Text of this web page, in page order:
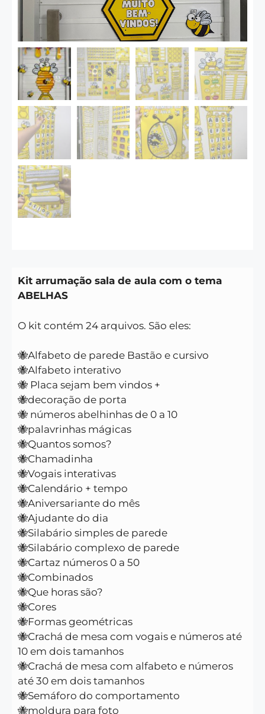
Kit arrumação sala de aula com o tema
ABELHAS
O kit contém 24 arquivos. São eles:
🐝Alfabeto de parede Bastão e cursivo
🐝Alfabeto interativo
🐝 Placa sejam bem vindos +
🐝decoração de porta
🐝 números abelhinhas de 0 a 10
🐝palavrinhas mágicas
🐝Quantos somos?
🐝Chamadinha
🐝Vogais interativas
🐝Calendário + tempo
🐝Aniversariante do mês
🐝Ajudante do dia
🐝Silabário simples de parede
🐝Silabário complexo de parede
🐝Cartaz números 0 a 50
🐝Combinados
🐝Que horas são?
🐝Cores
🐝Formas geométricas
🐝Crachá de mesa com vogais e números até
10 em dois tamanhos
🐝Crachá de mesa com alfabeto e números
até 30 em dois tamanhos
🐝Semáforo do comportamento
🐝moldura para foto